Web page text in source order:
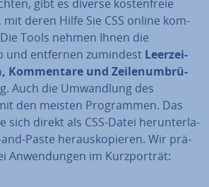
gibt es diverse kos­ten­freie
deren Hilfe Sie CSS online kom­
Tools nehmen Ihnen die
und entfernen zumindest Leer­zei­
Kom­men­ta­re und Zei­len­um­brü­
Auch die Um­wand­lung des
den meisten Pro­gram­men. Das
sich direkt als CSS-Datei her­un­ter­la­
Paste her­aus­ko­pie­ren. Wir prä­
An­wen­dun­gen im Kurz­por­trät: